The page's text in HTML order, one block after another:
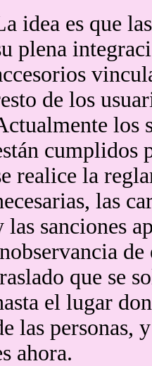
idea es que
plena
de los
los
cumplidos
realice la
las
las sanciones
de
que se
el lugar
las personas,
ahora.